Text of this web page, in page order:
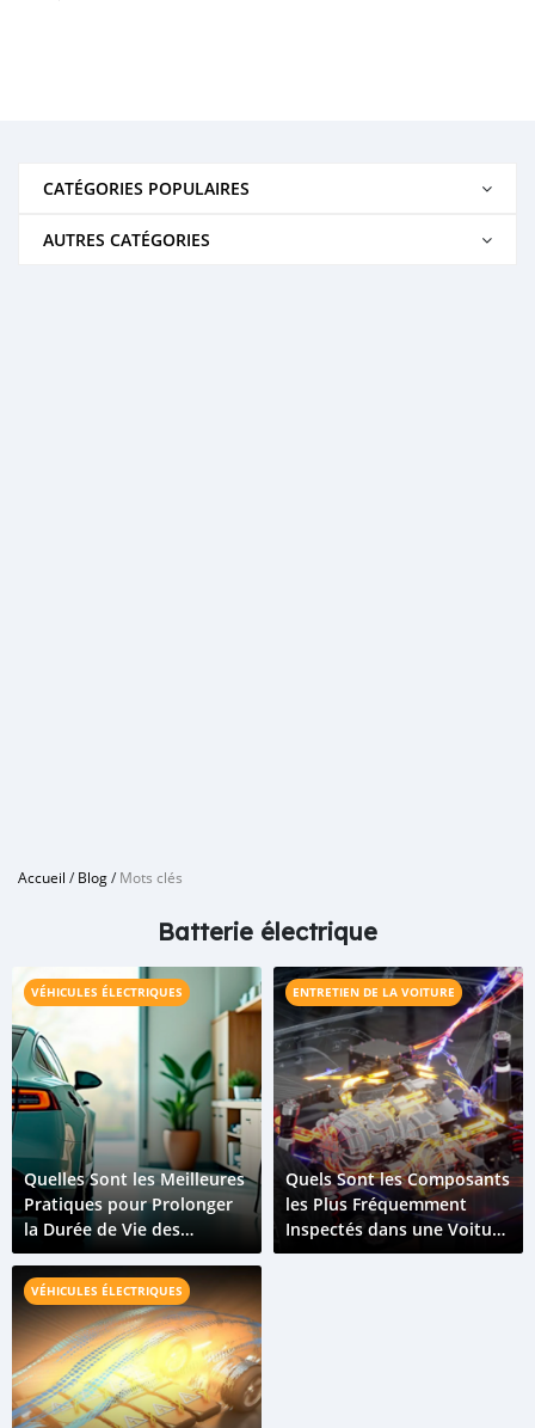
CATÉGORIES POPULAIRES
AUTRES CATÉGORIES
Accueil /Blog/Mots clés
Batterie électrique
VÉHICULES ÉLECTRIQUES
Quelles Sont les Meilleures
Pratiques pour Prolonger
la Durée de Vie des
Batteries de Véhicules
Électriques ?
ENTRETIEN DE LA VOITURE
Quels Sont les Composants
les Plus Fréquemment
Inspectés dans une Voiture
Électrique ?
VÉHICULES ÉLECTRIQUES